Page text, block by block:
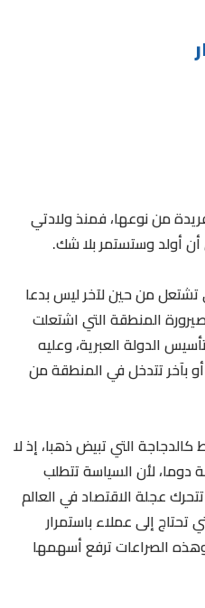
من نوعها، فمنذ ولادتي
أولد وستستمر بلا شك.
تشتعل من حين لآخر ليس بدعا
المنطقة التي اشتعلت
الدولة العبرية، وعليه
بآخر تتدخل في المنطقة من
التي تبيض ذهبا، إذ لا
لأن السياسة تتطلب
عجلة الاقتصاد في العالم
إلى عملاء باستمرار
الصراعات ترفع أسهمها